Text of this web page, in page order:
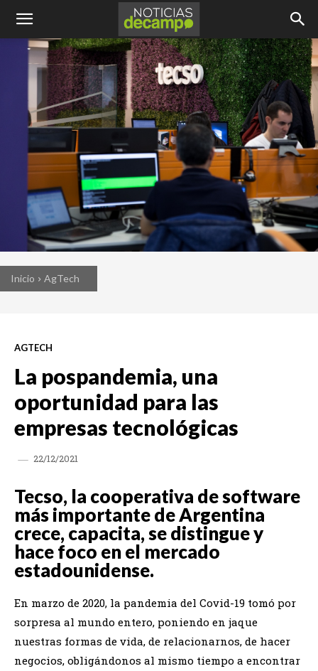
Inicio AgTech
AGTECH
La pospandemia, una
oportunidad para las
empresas tecnológicas
22/12/2021
Tecso, la cooperativa de software
más importante de Argentina
crece, capacita, se distingue y
hace foco en el mercado
estadounidense.
En marzo de 2020, la pandemia del Covid-19 tomó por
sorpresa al mundo entero, poniendo en jaque
nuestras formas de vida, de relacionarnos, de hacer
negocios, obligándonos al mismo tiempo a encontrar